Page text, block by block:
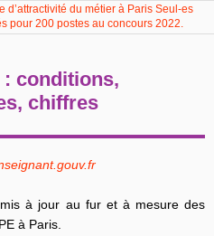
du métier à Paris Seul-es
pour 200 postes au concours 2022.
: conditions,
chiffres
à jour au fur et à mesure des
à Paris.